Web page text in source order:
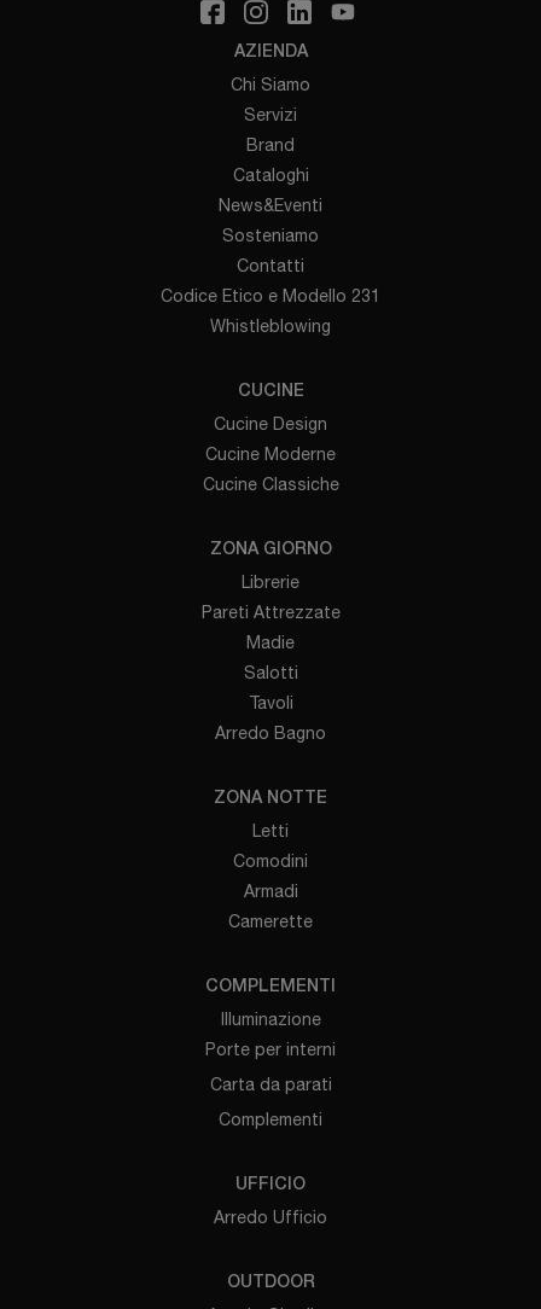
AZIENDA
Chi Siamo
Servizi
Brand
Cataloghi
News&Eventi
Sosteniamo
Contatti
Codice Etico e Modello 231
Whistleblowing
CUCINE
Cucine Design
Cucine Moderne
Cucine Classiche
ZONA GIORNO
Librerie
Pareti Attrezzate
Madie
Salotti
Tavoli
Arredo Bagno
ZONA NOTTE
Letti
Comodini
Armadi
Camerette
COMPLEMENTI
Illuminazione
Porte per interni
Carta da parati
Complementi
UFFICIO
Arredo Ufficio
OUTDOOR